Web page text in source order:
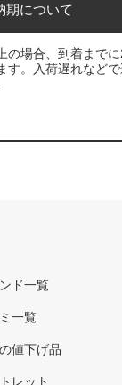
期について
の場合、到着まで
す。入荷遅れなど
ド一覧
一覧
値下げ品
レット